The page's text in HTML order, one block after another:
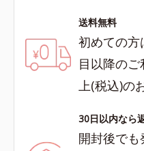
送料無料
初めての方
目以降の
上(税込)の
30日以内なら
開封後で